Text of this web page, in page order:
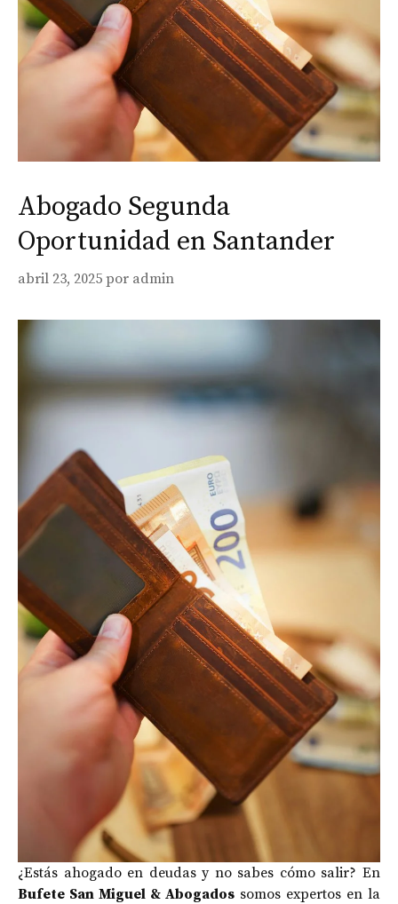
Abogado Segunda
Oportunidad en Santander
abril 23, 2025 por admin
¿Estás ahogado en deudas y no sabes cómo salir? En
Bufete San Miguel & Abogados somos expertos en la